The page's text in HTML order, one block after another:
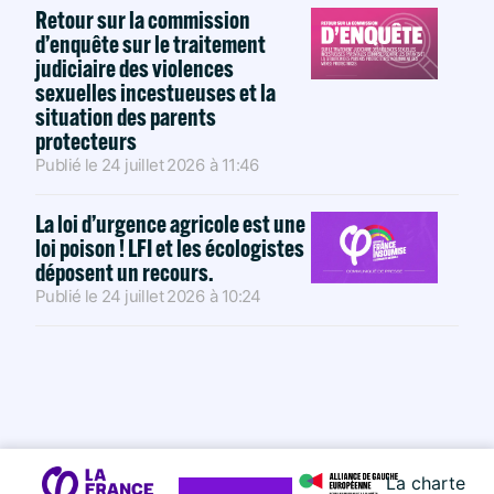
Retour sur la commission
d’enquête sur le traitement
judiciaire des violences
sexuelles incestueuses et la
situation des parents
protecteurs
Publié le 24 juillet 2026 à 11:46
La loi d’urgence agricole est une
loi poison ! LFI et les écologistes
déposent un recours.
Publié le 24 juillet 2026 à 10:24
La charte